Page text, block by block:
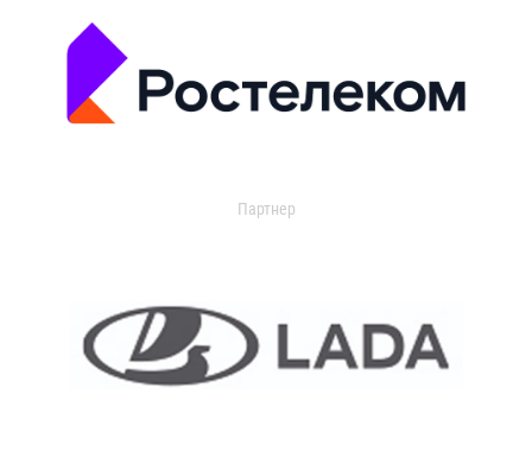
Партнер